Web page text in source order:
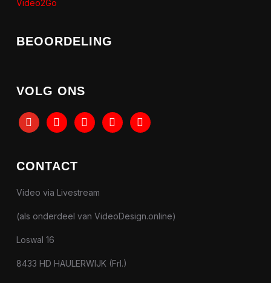
Video2Go
BEOORDELING
VOLG ONS
youtubetiktok facebookinstagramlinkedin
CONTACT
Video via Livestream
(als onderdeel van VideoDesign.online)
Loswal 16
8433 HD HAULERWIJK (Frl.)